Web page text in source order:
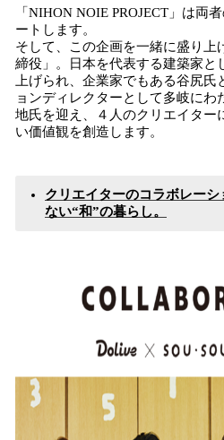
「NIHON NOIE PROJECT」は両
ートします。
そして、この企画を一緒に盛り上
締役」。日本を代表する建築家と
上げられ、企業家でもある谷尻
ョンディレクターとして多岐にわ
地氏を迎え、４人のクリエイター
い価値観を創造します。
クリエイターのコラボレー
ない“和”の暮らし。